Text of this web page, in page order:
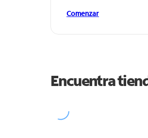
Comenzar
Encuentra